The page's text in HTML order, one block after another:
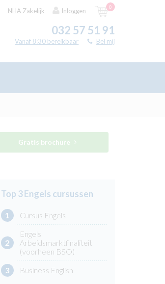
NHA Zakelijk Inloggen
0
032 57 51 91
Vanaf 8:30 bereikbaar Bel mij
Gratis brochure
Top 3 Engels cursussen
1 Cursus Engels
2
Engels
Arbeidsmarktfinaliteit
(voorheen BSO)
3
Business English